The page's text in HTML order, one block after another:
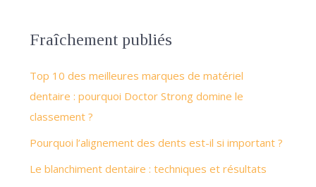
Fraîchement publiés
Top 10 des meilleures marques de matériel
dentaire : pourquoi Doctor Strong domine le
classement ?
Pourquoi l’alignement des dents est-il si important ?
Le blanchiment dentaire : techniques et résultats